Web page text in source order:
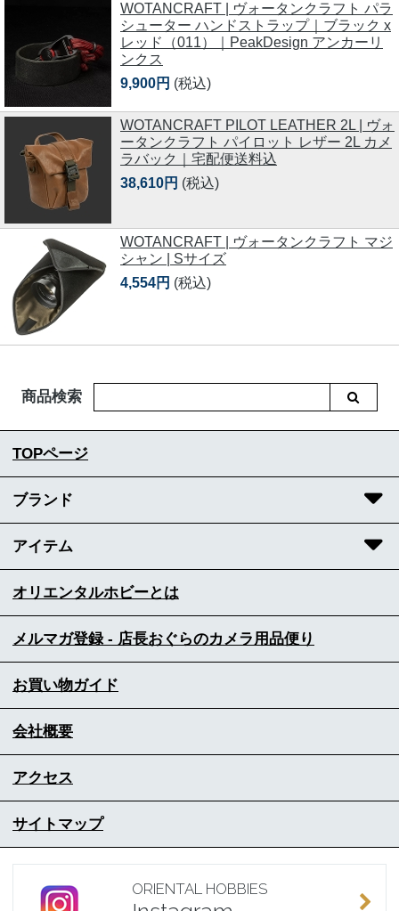
WOTANCRAFT | ヴォータンクラフト パラ
シューター ハンドストラップ｜ブラック x
レッド（011）｜PeakDesign アンカーリ
ンクス
9,900円 (税込)
WOTANCRAFT PILOT LEATHER 2L | ヴォ
ータンクラフト パイロット レザー 2L カメ
ラバック｜宅配便送料込
38,610円 (税込)
WOTANCRAFT | ヴォータンクラフト マジ
シャン | Sサイズ
4,554円 (税込)
商品検索
TOPページ
ブランド
アイテム
オリエンタルホビーとは
メルマガ登録 - 店長おぐらのカメラ用品便り
お買い物ガイド
会社概要
アクセス
サイトマップ
ORIENTAL HOBBIES